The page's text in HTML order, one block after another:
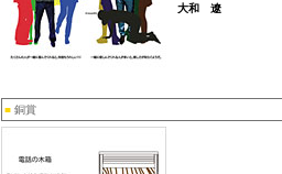
大和 遼
■ 銅賞